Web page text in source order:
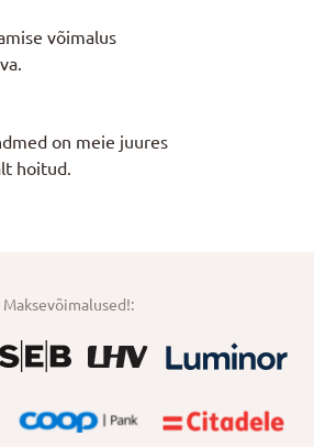
võimalus
on meie juures
hoitud.
Maksevõimalused!: